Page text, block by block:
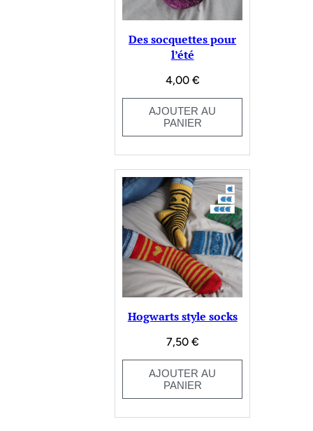
Des socquettes pour
l’été
4,00 €
AJOUTER AU
PANIER
Hogwarts style socks
7,50 €
AJOUTER AU
PANIER